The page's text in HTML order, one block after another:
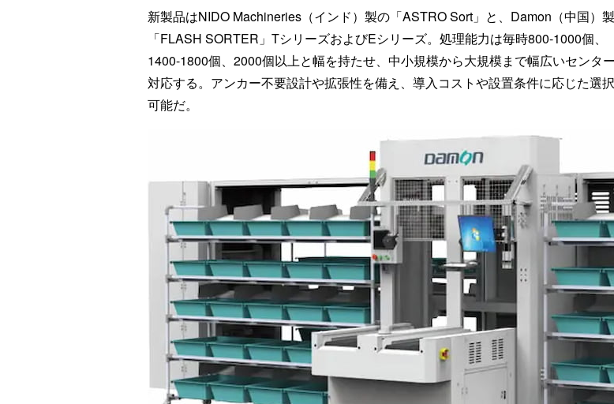
新製品はNIDO Machineries（インド）製の「ASTRO Sort」と、Damon（中国）
「FLASH SORTER」TシリーズおよびEシリーズ。処理能力は毎時800-1000個、
1400-1800個、2000個以上と幅を持たせ、中小規模から大規模まで幅広いセンタ
対応する。アンカー不要設計や拡張性を備え、導入コストや設置条件に応じた選
可能だ。